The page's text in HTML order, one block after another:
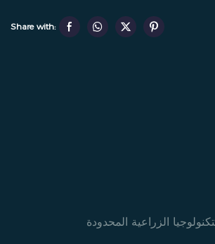
Share with: